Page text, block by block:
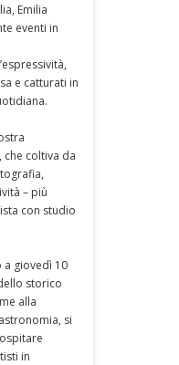
Emilia
eventi in
e catturati in
coltiva da
– più
con studio
a giovedì 10
storico
alla
si
in